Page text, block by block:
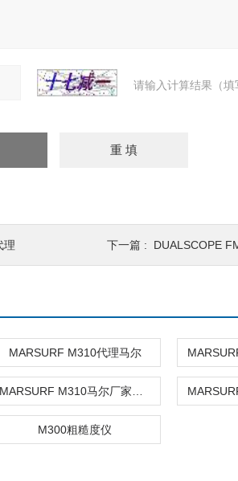
请输入计算结果（
理 下一篇 : DUALSCOPE
MARSURF M310代理马尔
M300粗糙度仪